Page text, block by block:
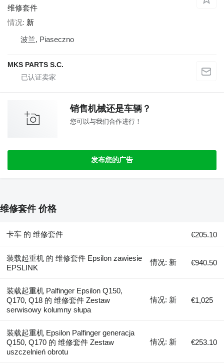
维修套件
情况 新
波兰, Piaseczno
MKS PARTS S.C.
销售机械还是车辆？
您可以与我们合作进行！
发布您的广告
维修套件 价格
卡车 的 维修套件 €205.10
装载起重机 的 维修套件 Epsilon zawiesie
EPSLINK
情况: 新 €940.50
装载起重机 Palfinger Epsilon Q150,
Q170, Q18 的 维修套件 Zestaw
serwisowy kolumny słupa
情况: 新 €1,025
装载起重机 Epsilon Palfinger generacja
Q150, Q170 的 维修套件 Zestaw
uszczelnień obrotu
情况: 新 €253.10